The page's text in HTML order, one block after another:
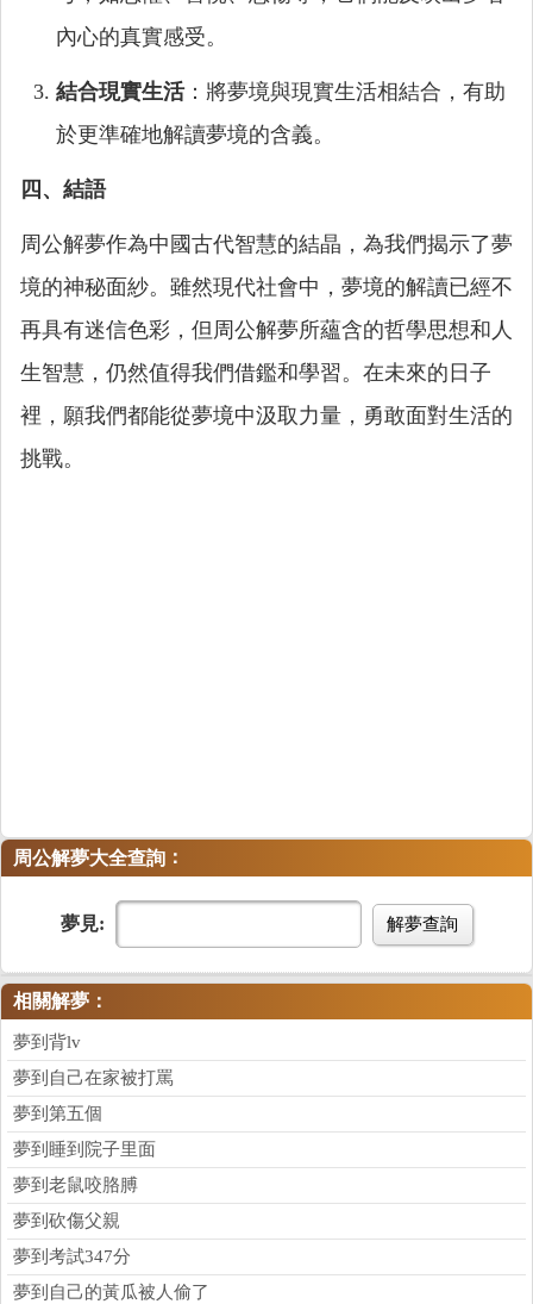
內心的真實感受。
結合現實生活：將夢境與現實生活相結合，有助
於更準確地解讀夢境的含義。
四、結語
周公解夢作為中國古代智慧的結晶，為我們揭示了夢
境的神秘面紗。雖然現代社會中，夢境的解讀已經不
再具有迷信色彩，但周公解夢所蘊含的哲學思想和人
生智慧，仍然值得我們借鑑和學習。在未來的日子
裡，願我們都能從夢境中汲取力量，勇敢面對生活的
挑戰。
周公解夢大全查詢 ：
夢見: 解夢查詢
相關解夢：
夢到背lv
夢到自己在家被打罵
夢到第五個
夢到睡到院子里面
夢到老鼠咬胳膊
夢到砍傷父親
夢到考試347分
夢到自己的黃瓜被人偷了